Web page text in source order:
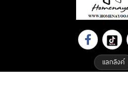
แลกลิงค์